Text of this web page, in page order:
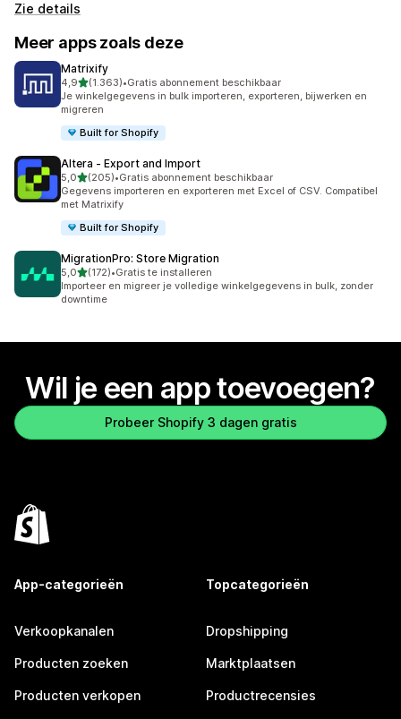
Zie details
Meer apps zoals deze
Matrixify
4,9van 5 sterren
(1.363)
1363 recensies in totaal
•Gratis abonnement beschikbaar
Je winkelgegevens in bulk importeren, exporteren, bijwerken en
migreren
Built for Shopify
Altera ‑ Export and Import
5,0van 5 sterren
(205)
205 recensies in totaal
•Gratis abonnement beschikbaar
Gegevens importeren en exporteren met Excel of CSV. Compatibel
met Matrixify
Built for Shopify
MigrationPro: Store Migration
5,0van 5 sterren
(172)
172 recensies in totaal
•Gratis te installeren
Importeer en migreer je volledige winkelgegevens in bulk, zonder
downtime
Wil je een app toevoegen?
Probeer Shopify 3 dagen gratis
App-categorieën
Verkoopkanalen
Producten zoeken
Producten verkopen
Topcategorieën
Dropshipping
Marktplaatsen
Productrecensies